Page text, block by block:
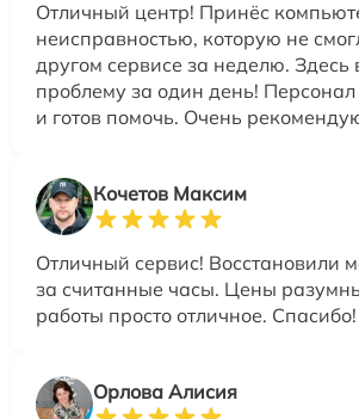
Отличный центр! Принёс
неисправностью, которую не
другом сервисе за неделю. Здесь
проблему за один день!
и готов помочь. Очень
Кочетов Максим
Отличный сервис! Восстановили
за считанные часы. Цены
работы просто отличное. Спасибо!
Орлова Алисия